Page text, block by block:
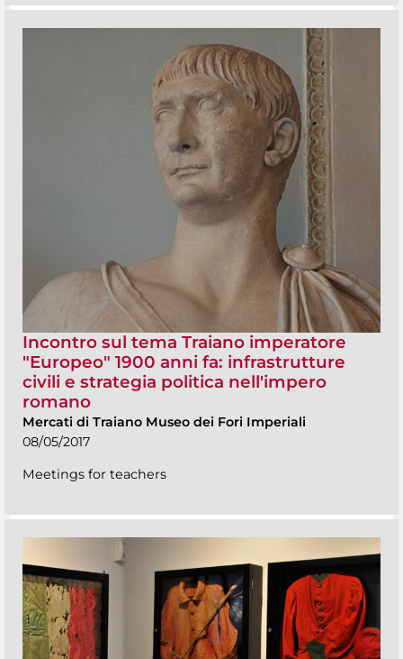
Incontro sul tema Traiano imperatore
"Europeo" 1900 anni fa: infrastrutture
civili e strategia politica nell'impero
romano
Mercati di Traiano Museo dei Fori Imperiali
08/05/2017
Meetings for teachers